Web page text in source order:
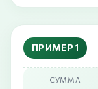
ПРИМЕР 1
СУММА